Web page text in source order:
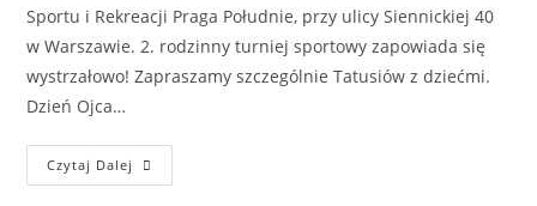
Sportu i Rekreacji Praga Południe, przy ulicy Siennickiej 40
w Warszawie. 2. rodzinny turniej sportowy zapowiada się
wystrzałowo! Zapraszamy szczególnie Tatusiów z dziećmi.
Dzień Ojca…
Czytaj Dalej